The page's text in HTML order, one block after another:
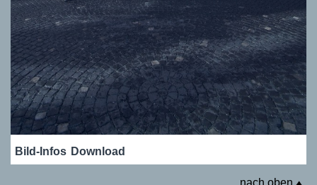
Bild-Infos Download
nach oben